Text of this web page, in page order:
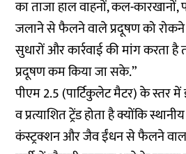
का ताजा हाल वाहनों, कल-कारखानों,
जलाने से फैलने वाले प्रदूषण को रोकने
सुधारों और कार्रवाई की मांग करता है
प्रदूषण कम किया जा सके.”
पीएम 2.5 (पार्टिकुलेट मैटर) के स्तर में
व प्रत्याशित ट्रेंड होता है क्योंकि
कंस्ट्रक्शन और जैव ईंधन से फैलने